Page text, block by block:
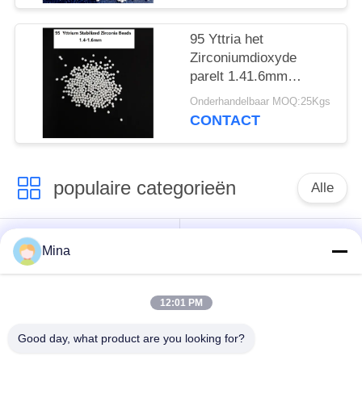
95 Yttria het
Zirconiumdioxyde
parelt 1.41.6mm
Zirconiumdioxyde
Malende Ballen Hoge
Onderhandelbaar MOQ:25Kgs
CONTACT
populaire categorieën Alle
Het ceramische Parel
Vernietigen
zirconiumdioxyde
Mina
12:01 PM
Good day, what product are you looking for?